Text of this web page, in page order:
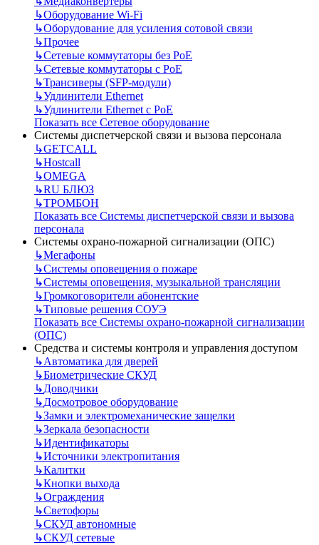
↳Оборудование Wi-Fi
↳Оборудование для усиления сотовой связи
↳Прочее
↳Сетевые коммутаторы без РоЕ
↳Сетевые коммутаторы с РоЕ
↳Трансиверы (SFP-модули)
↳Удлинители Ethernet
↳Удлинители Ethernet с PoE
Показать все Сетевое оборудование
Системы диспетчерской связи и вызова персонала
↳GETCALL
↳Hostcall
↳OMEGA
↳RU БЛЮЗ
↳ТРОМБОН
Показать все Системы диспетчерской связи и вызова
персонала
Системы охрано-пожарной сигнализации (ОПС)
↳Мегафоны
↳Системы оповещения о пожаре
↳Системы оповещения, музыкальной трансляции
↳Громкоговорители абонентские
↳Типовые решения СОУЭ
Показать все Системы охрано-пожарной сигнализации
(ОПС)
Средства и системы контроля и управления доступом
↳Автоматика для дверей
↳Биометрические СКУД
↳Доводчики
↳Досмотровое оборудование
↳Замки и электромеханические защелки
↳Зеркала безопасности
↳Идентификаторы
↳Источники электропитания
↳Калитки
↳Кнопки выхода
↳Ограждения
↳Светофоры
↳СКУД автономные
↳СКУД сетевые